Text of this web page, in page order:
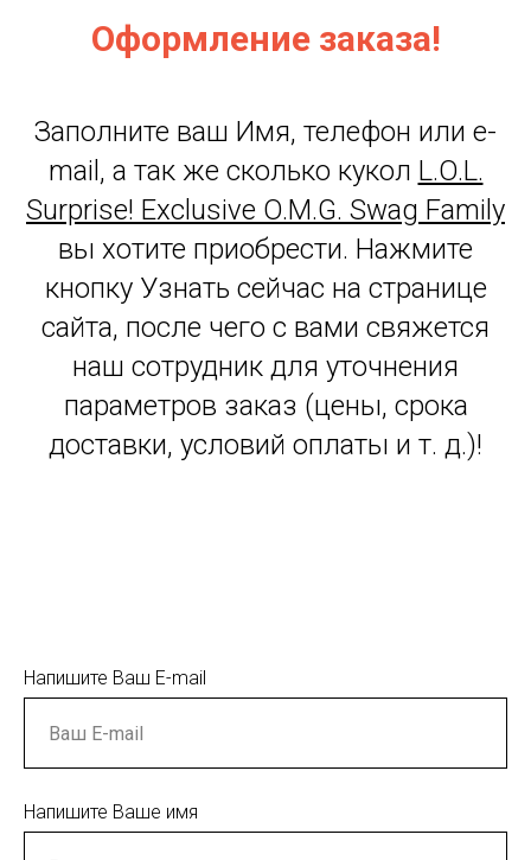
Оформление заказа!
Заполните ваш Имя, телефон или e-
mail, а так же сколько кукол L.O.L.
Surprise! Exclusive O.M.G. Swag Family
вы хотите приобрести. Нажмите
кнопку Узнать сейчас на странице
сайта, после чего с вами свяжется
наш сотрудник для уточнения
параметров заказ (цены, срока
доставки, условий оплаты и т. д.)!
Напишите Ваш E-mail
Напишите Ваше имя